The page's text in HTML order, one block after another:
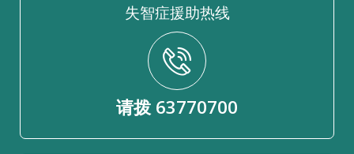
失智症援助热线
请拨 63770700